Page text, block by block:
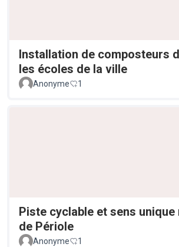
Installation de composteurs
les écoles de la ville
Anonyme 1
Piste cyclable et sens unique
de Périole
Anonyme 1